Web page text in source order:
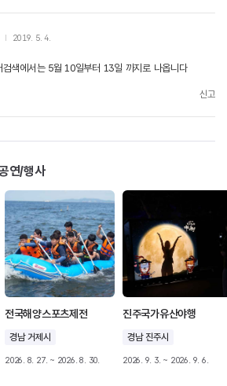
2019. 5. 4.
색에서는 5월 10일부터 13일 까지로 나옵니다
신고
연/행사
전국해양스포츠제전
경남 거제시
2026. 8. 27. ~ 2026. 8. 30.
진주국가유산야행
경남 진주시
2026. 9. 3. ~ 2026. 9. 6.